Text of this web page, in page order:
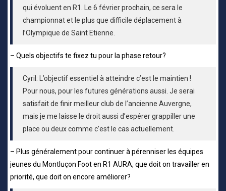
qui évoluent en R1. Le 6 février prochain, ce sera le
championnat et le plus que difficile déplacement à
l’Olympique de Saint Etienne.
– Quels objectifs te fixez tu pour la phase retour?
Cyril: L’objectif essentiel à atteindre c’est le maintien !
Pour nous, pour les futures générations aussi. Je serai
satisfait de finir meilleur club de l’ancienne Auvergne,
mais je me laisse le droit aussi d’espérer grappiller une
place ou deux comme c’est le cas actuellement.
– Plus généralement pour continuer à pérenniser les équipes
jeunes du Montluçon Foot en R1 AURA, que doit on travailler en
priorité, que doit on encore améliorer?